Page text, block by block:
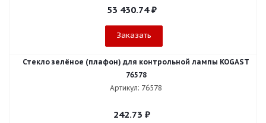
53 430.74₽
Заказать
Стекло зелёное (плафон) для контрольной лампы KOGAST
76578
Артикул: 76578
242.73 ₽